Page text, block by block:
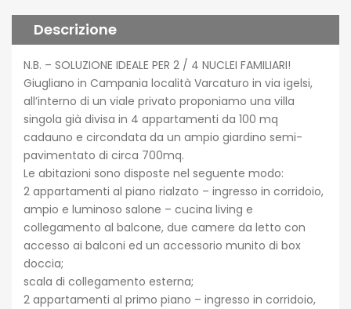
Descrizione
N.B. – SOLUZIONE IDEALE PER 2 / 4 NUCLEI FAMILIARI!
Giugliano in Campania località Varcaturo in via igelsi,
all’interno di un viale privato proponiamo una villa
singola già divisa in 4 appartamenti da 100 mq
cadauno e circondata da un ampio giardino semi-
pavimentato di circa 700mq.
Le abitazioni sono disposte nel seguente modo:
2 appartamenti al piano rialzato – ingresso in corridoio,
ampio e luminoso salone – cucina living e
collegamento al balcone, due camere da letto con
accesso ai balconi ed un accessorio munito di box
doccia;
scala di collegamento esterna;
2 appartamenti al primo piano – ingresso in corridoio,